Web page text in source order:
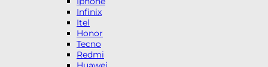
Infinix
Itel
Honor
Tecno
Redmi